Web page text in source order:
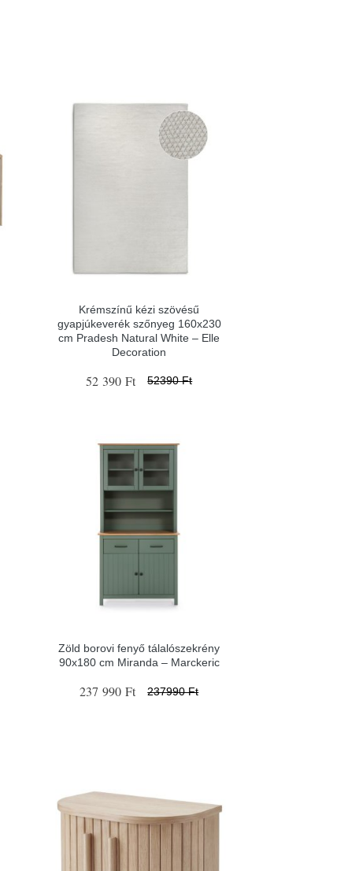
Krémszínű kézi szövésű
gyapjúkeverék szőnyeg 160x230
cm Pradesh Natural White – Elle
Decoration
52 390 Ft 52390 Ft
Zöld borovi fenyő tálalószekrény
90x180 cm Miranda – Marckeric
237 990 Ft 237990 Ft